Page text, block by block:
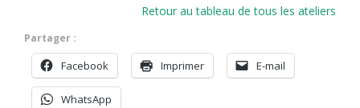
Retour au tableau de tous les ateliers
Partager :
Facebook Imprimer E-mail
WhatsApp